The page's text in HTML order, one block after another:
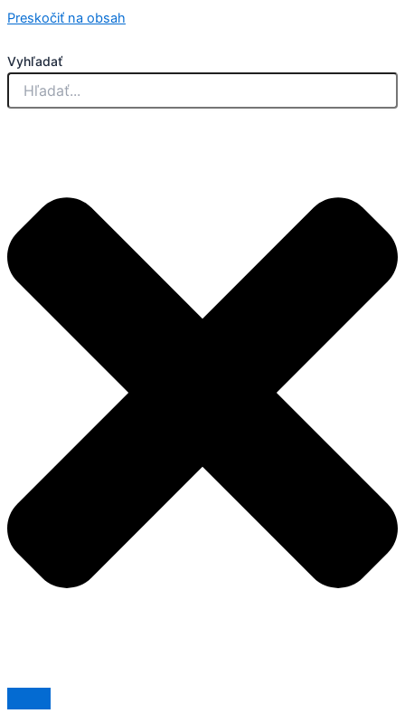
Preskočiť na obsah
Vyhľadať